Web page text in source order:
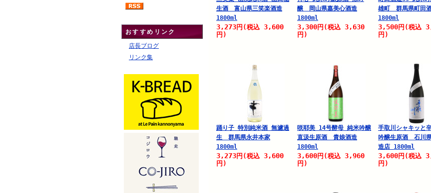
おすすめリンク
店長ブログ
リンク集
生酒 富山県三笑楽酒造
1800ml
3,273円 (税込 3,600
円)
醸 岡山県嘉美心酒造
1800ml
3,300円 (税込 3,630
円)
雄町 群馬県町田
1800ml
3,500円 (税込
円)
踊り子 特別純米酒 無濾過
生 群馬県永井本家
1800ml
3,273円 (税込 3,600
円)
咲耶美 14号酵母 純米吟醸
直汲生原酒 貴娘酒造
1800ml
3,600円 (税込 3,960
円)
手取川シャキッと
吟醸生原酒 石川
造店 1800ml
3,600円 (税込
円)